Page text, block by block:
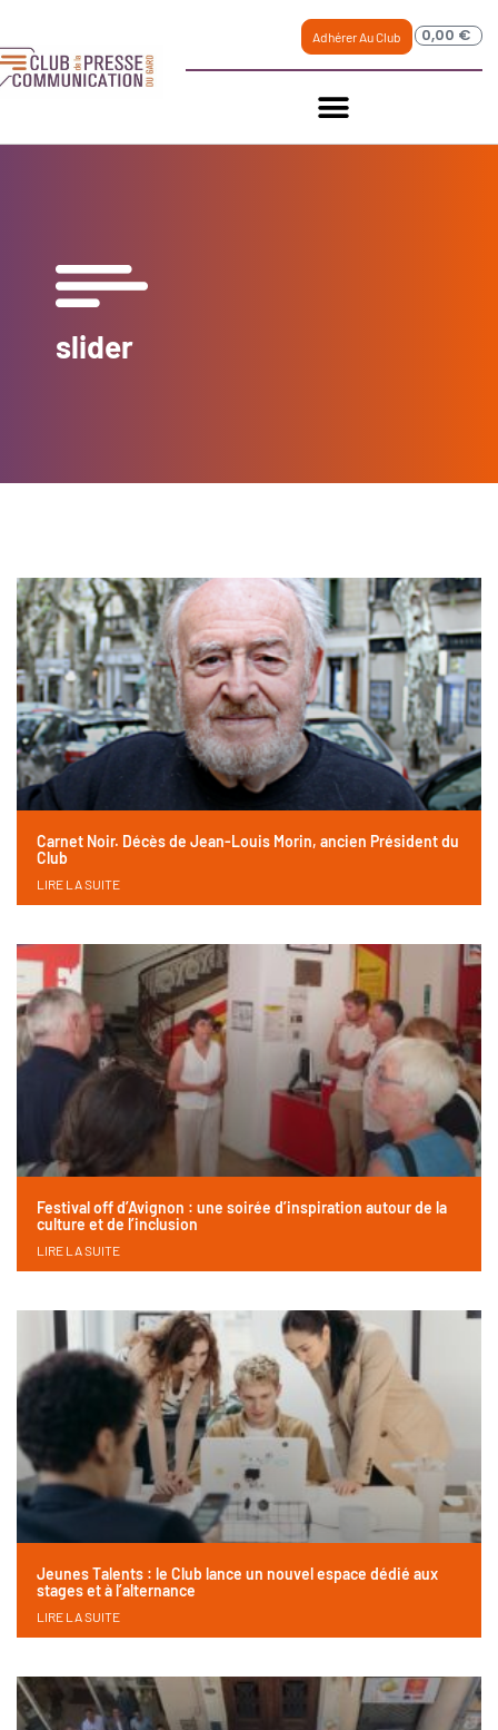
Adhérer Au Club 0,00 €
slider
Carnet Noir. Décès de Jean-Louis Morin, ancien Président du
Club
LIRE LA SUITE
Festival off d’Avignon : une soirée d’inspiration autour de la
culture et de l’inclusion
LIRE LA SUITE
Jeunes Talents : le Club lance un nouvel espace dédié aux
stages et à l’alternance
LIRE LA SUITE